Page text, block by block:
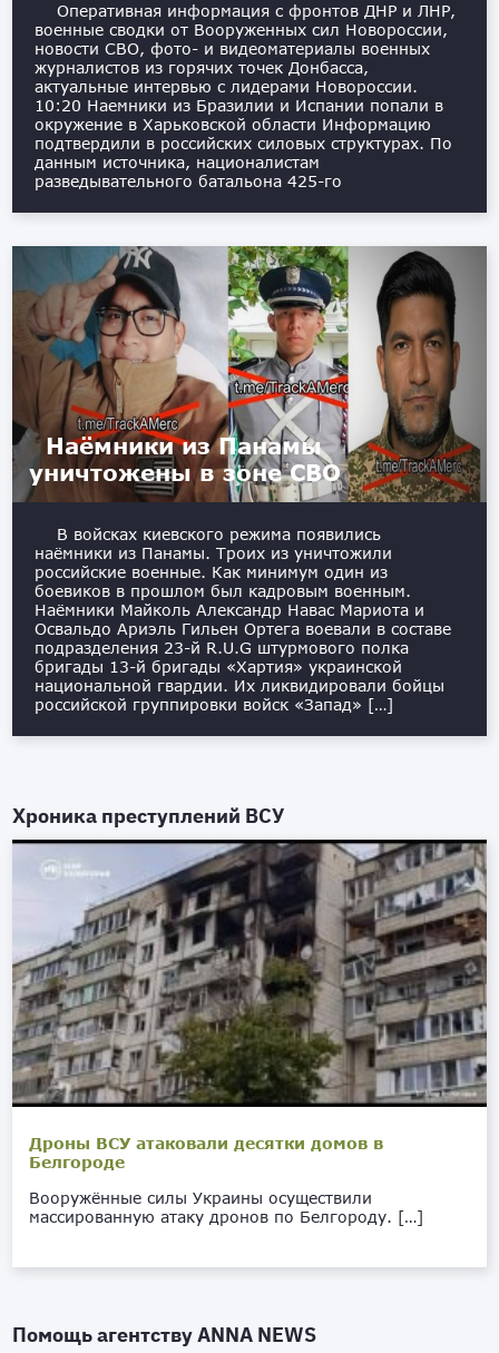
Оперативная информация с фронтов ДНР и ЛНР,
военные сводки от Вооруженных сил Новороссии,
новости СВО, фото- и видеоматериалы военных
журналистов из горячих точек Донбасса,
актуальные интервью с лидерами Новороссии.
10:20 Наемники из Бразилии и Испании попали в
окружение в Харьковской области Информацию
подтвердили в российских силовых структурах. По
данным источника, националистам
разведывательного батальона 425-го
Наёмники из Панамы
уничтожены в зоне СВО
В войсках киевского режима появились
наёмники из Панамы. Троих из уничтожили
российские военные. Как минимум один из
боевиков в прошлом был кадровым военным.
Наёмники Майколь Александр Навас Мариота и
Освальдо Ариэль Гильен Ортега воевали в составе
подразделения 23-й R.U.G штурмового полка
бригады 13-й бригады «Хартия» украинской
национальной гвардии. Их ликвидировали бойцы
российской группировки войск «Запад» […]
Хроника преступлений ВСУ
Дроны ВСУ атаковали десятки домов в
Белгороде
Вооружённые силы Украины осуществили
массированную атаку дронов по Белгороду. […]
Помощь агентствуANNA NEWS